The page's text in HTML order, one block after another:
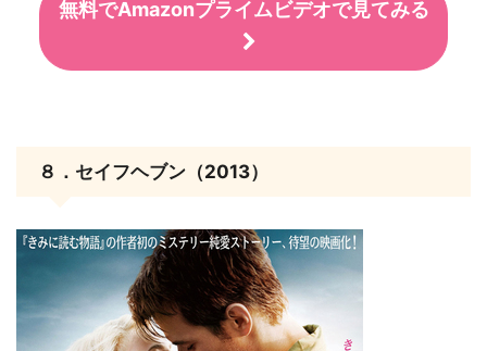
無料でAmazonプライムビデオで見てみる
８．セイフヘブン（2013）